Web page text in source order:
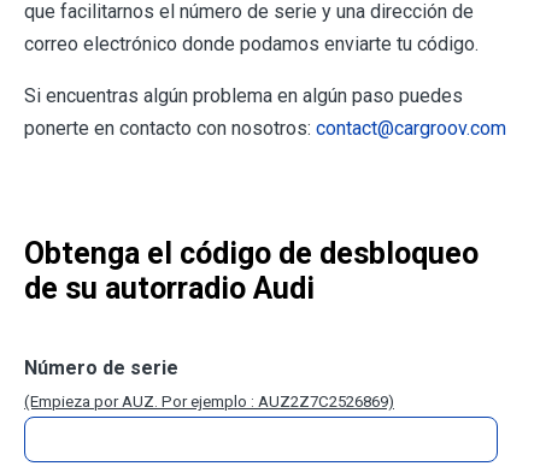
que facilitarnos el número de serie y una dirección de
correo electrónico donde podamos enviarte tu código.
Si encuentras algún problema en algún paso puedes
ponerte en contacto con nosotros: contact@cargroov.com
Obtenga el código de desbloqueo
de su autorradio Audi
Número de serie
(Empieza por AUZ. Por ejemplo : AUZ2Z7C2526869)